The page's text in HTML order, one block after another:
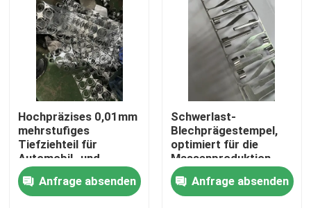
Hochpräzises 0,01mm
mehrstufiges
Tiefziehteil für
Automobil- und
Medizinanwendungen
Anfrage absenden
Schwerlast-
Blechprägestempel,
optimiert für die
Massenproduktion
und langlebige
Leistung in der
Metallverarbeitung
Anfrage absenden